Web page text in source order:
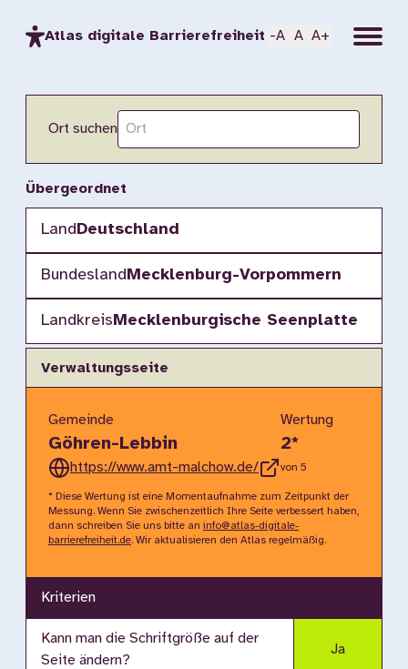
Atlas digitale Barrierefreiheit -A A A+ Menu
Ort suchen
Übergeordnet
LandDeutschland
BundeslandMecklenburg-Vorpommern
LandkreisMecklenburgische Seenplatte
Verwaltungsseite
Gemeinde
Göhren-Lebbin
https://www.amt-malchow.de/
Wertung
2*
von 5
* Diese Wertung ist eine Momentaufnahme zum Zeitpunkt der
Messung. Wenn Sie zwischenzeitlich Ihre Seite verbessert haben,
dann schreiben Sie uns bitte an info@atlas-digitale-
barrierefreiheit.de. Wir aktualisieren den Atlas regelmäßig.
Kriterien
Kann man die Schriftgröße auf der
Seite ändern?
Ja